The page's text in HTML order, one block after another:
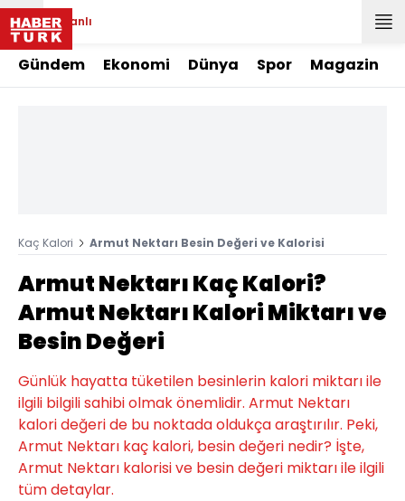
Canlı
Gündem Ekonomi Dünya Spor Magazin
Kaç Kalori Armut Nektarı Besin Değeri ve Kalorisi
Armut Nektarı Kaç Kalori?
Armut Nektarı Kalori Miktarı ve
Besin Değeri
Günlük hayatta tüketilen besinlerin kalori miktarı ile
ilgili bilgili sahibi olmak önemlidir. Armut Nektarı
kalori değeri de bu noktada oldukça araştırılır. Peki,
Armut Nektarı kaç kalori, besin değeri nedir? İşte,
Armut Nektarı kalorisi ve besin değeri miktarı ile ilgili
tüm detaylar.